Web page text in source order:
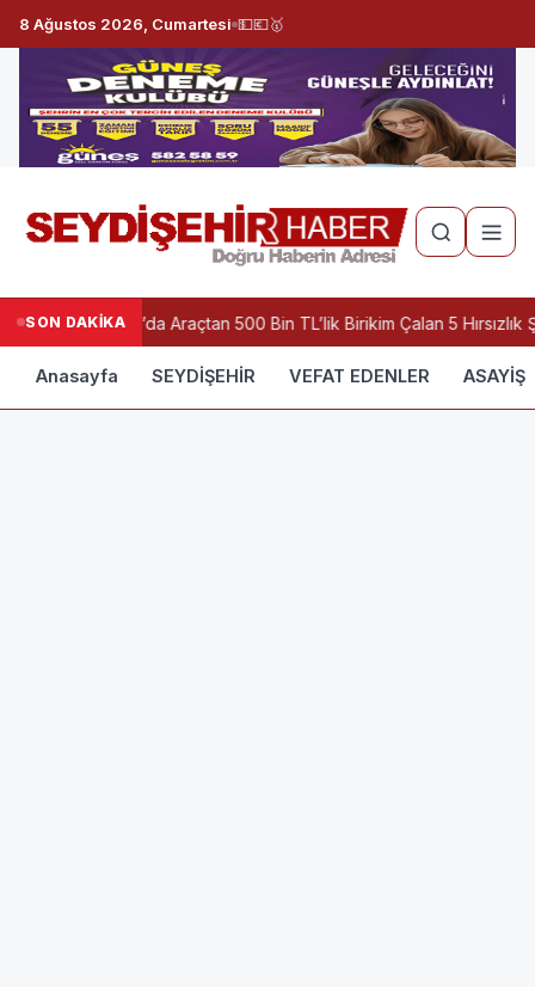
8 Ağustos 2026, Cumartesi 💵💶🥇
SON DAKİKAKonya’da Araçtan 500 Bin TL’lik Birikim Çalan 5 Hırsızlık
Anasayfa SEYDİŞEHİR VEFAT EDENLER ASAYİŞ